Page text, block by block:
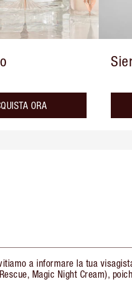
ORA
a informare la tua
Magic Night Cream),